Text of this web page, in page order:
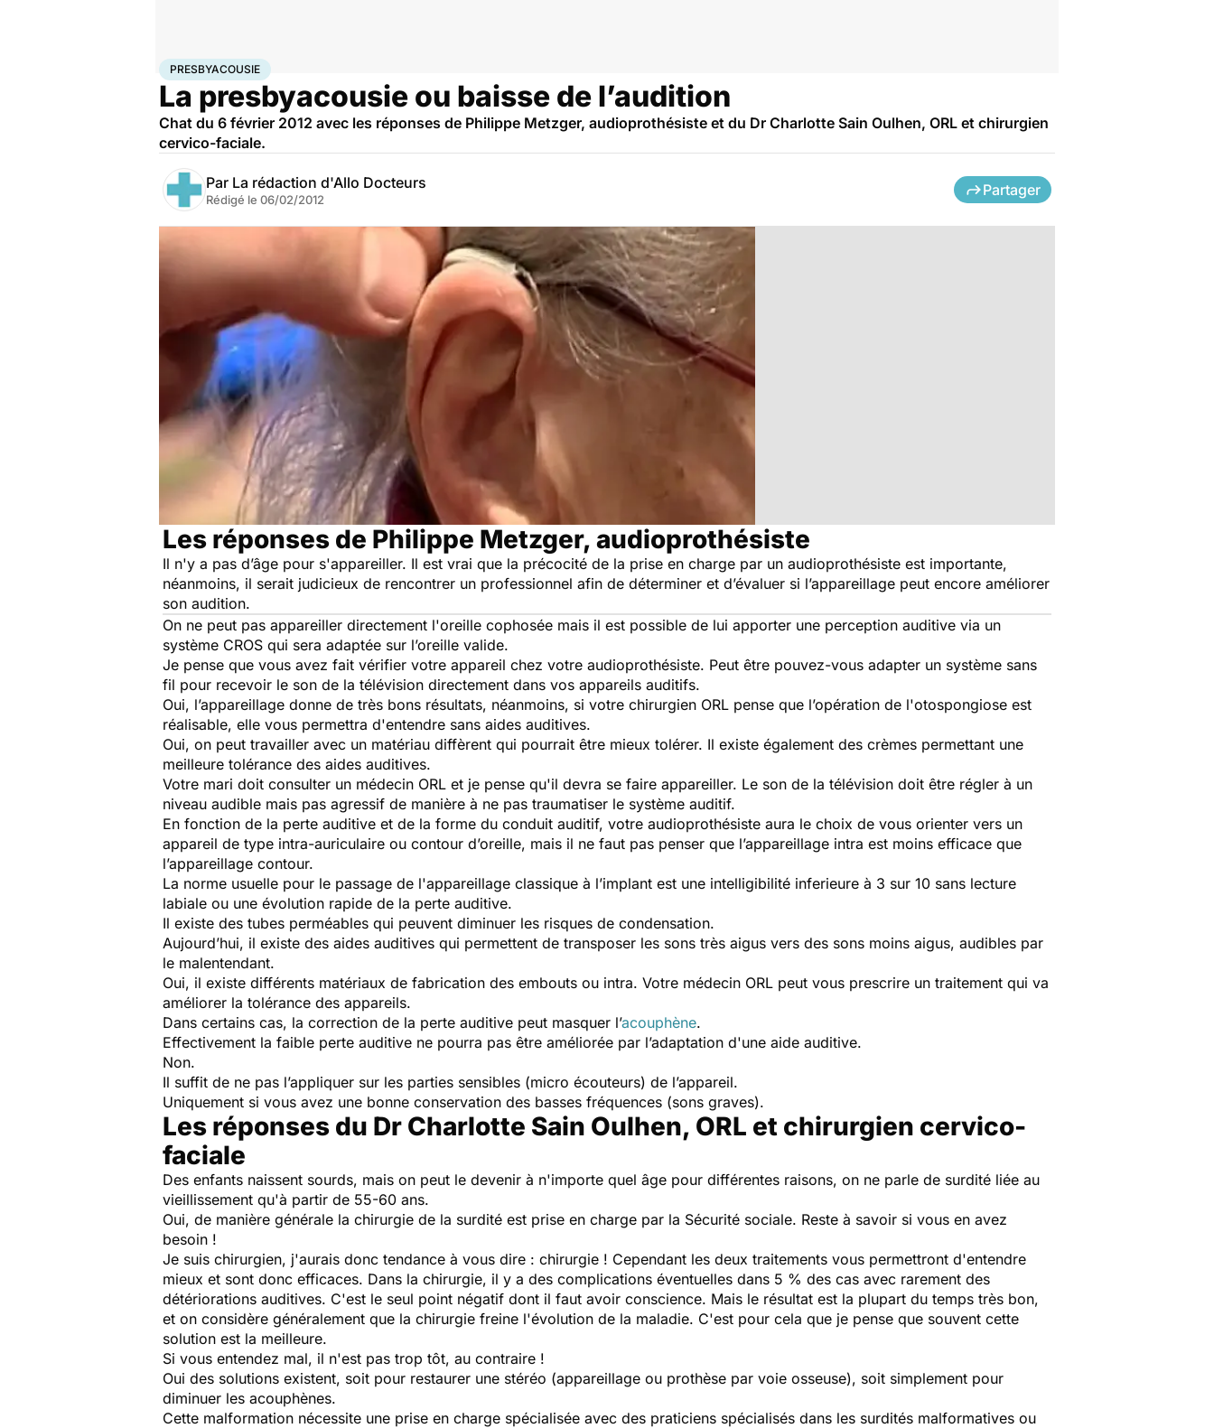
AccueilSantéPresbyacousie
PRESBYACOUSIE
La presbyacousie ou baisse de l’audition
Chat du 6 février 2012 avec les réponses de Philippe Metzger, audioprothésiste et du Dr Charlotte Sain Oulhen, ORL et chirurgien
cervico-faciale.
Par La rédaction d'Allo Docteurs
Rédigé le 06/02/2012
Partager
Les réponses de Philippe Metzger, audioprothésiste
Il n'y a pas d’âge pour s'appareiller. Il est vrai que la précocité de la prise en charge par un audioprothésiste est importante,
néanmoins, il serait judicieux de rencontrer un professionnel afin de déterminer et d’évaluer si l’appareillage peut encore améliorer
son audition.
On ne peut pas appareiller directement l'oreille cophosée mais il est possible de lui apporter une perception auditive via un
système CROS qui sera adaptée sur l’oreille valide.
Je pense que vous avez fait vérifier votre appareil chez votre audioprothésiste. Peut être pouvez-vous adapter un système sans
fil pour recevoir le son de la télévision directement dans vos appareils auditifs.
Oui, l’appareillage donne de très bons résultats, néanmoins, si votre chirurgien ORL pense que l’opération de l'otospongiose est
réalisable, elle vous permettra d'entendre sans aides auditives.
Oui, on peut travailler avec un matériau diffèrent qui pourrait être mieux tolérer. Il existe également des crèmes permettant une
meilleure tolérance des aides auditives.
Votre mari doit consulter un médecin ORL et je pense qu'il devra se faire appareiller. Le son de la télévision doit être régler à un
niveau audible mais pas agressif de manière à ne pas traumatiser le système auditif.
En fonction de la perte auditive et de la forme du conduit auditif, votre audioprothésiste aura le choix de vous orienter vers un
appareil de type intra-auriculaire ou contour d’oreille, mais il ne faut pas penser que l’appareillage intra est moins efficace que
l’appareillage contour.
La norme usuelle pour le passage de l'appareillage classique à l’implant est une intelligibilité inferieure à 3 sur 10 sans lecture
labiale ou une évolution rapide de la perte auditive.
Il existe des tubes perméables qui peuvent diminuer les risques de condensation.
Aujourd’hui, il existe des aides auditives qui permettent de transposer les sons très aigus vers des sons moins aigus, audibles par
le malentendant.
Oui, il existe différents matériaux de fabrication des embouts ou intra. Votre médecin ORL peut vous prescrire un traitement qui va
améliorer la tolérance des appareils.
Dans certains cas, la correction de la perte auditive peut masquer l’acouphène.
Effectivement la faible perte auditive ne pourra pas être améliorée par l’adaptation d'une aide auditive.
Non.
Il suffit de ne pas l’appliquer sur les parties sensibles (micro écouteurs) de l’appareil.
Uniquement si vous avez une bonne conservation des basses fréquences (sons graves).
Les réponses du Dr Charlotte Sain Oulhen, ORL et chirurgien cervico-
faciale
Des enfants naissent sourds, mais on peut le devenir à n'importe quel âge pour différentes raisons, on ne parle de surdité liée au
vieillissement qu'à partir de 55-60 ans.
Oui, de manière générale la chirurgie de la surdité est prise en charge par la Sécurité sociale. Reste à savoir si vous en avez
besoin !
Je suis chirurgien, j'aurais donc tendance à vous dire : chirurgie ! Cependant les deux traitements vous permettront d'entendre
mieux et sont donc efficaces. Dans la chirurgie, il y a des complications éventuelles dans 5 % des cas avec rarement des
détériorations auditives. C'est le seul point négatif dont il faut avoir conscience. Mais le résultat est la plupart du temps très bon,
et on considère généralement que la chirurgie freine l'évolution de la maladie. C'est pour cela que je pense que souvent cette
solution est la meilleure.
Si vous entendez mal, il n'est pas trop tôt, au contraire !
Oui des solutions existent, soit pour restaurer une stéréo (appareillage ou prothèse par voie osseuse), soit simplement pour
diminuer les acouphènes.
Cette malformation nécessite une prise en charge spécialisée avec des praticiens spécialisés dans les surdités malformatives ou